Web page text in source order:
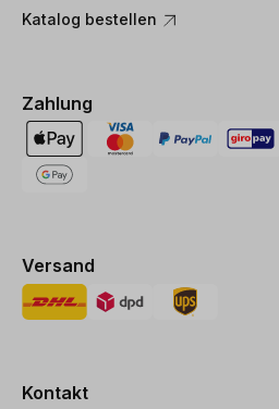
Katalog bestellen
Zahlung
Versand
Kontakt